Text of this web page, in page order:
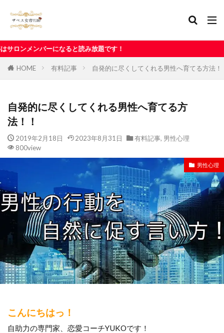
と読み放題です！
HOME 有料記事 自発的に尽くしてくれる男性へ育てる方法！
自発的に尽くしてくれる男性へ育てる方
法！！
2019年2月18日 2023年8月31日 有料記事, 男性心理
800view
男性心理
こんにちはっ！
自助力の専門家、恋愛コーチYUKOです！